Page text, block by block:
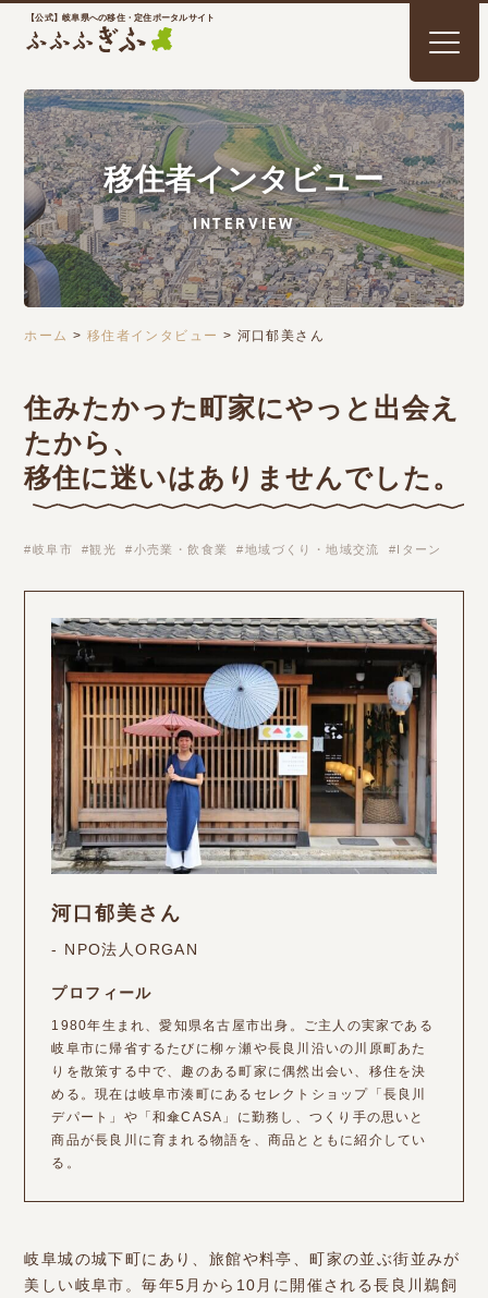
【公式】岐阜県への移住・定住ポータルサイト
移住者インタビュー
INTERVIEW
ホーム > 移住者インタビュー > 河口郁美さん
住みたかった町家にやっと出会え
たから、
移住に迷いはありませんでした。
岐阜市 観光 小売業・飲食業 地域づくり・地域交流 Iターン
河口郁美さん
- NPO法人ORGAN
プロフィール
1980年生まれ、愛知県名古屋市出身。ご主人の実家である
岐阜市に帰省するたびに柳ヶ瀬や長良川沿いの川原町あた
りを散策する中で、趣のある町家に偶然出会い、移住を決
める。現在は岐阜市湊町にあるセレクトショップ「長良川
デパート」や「和傘CASA」に勤務し、 つくり手の思いと
商品が長良川に育まれる物語を、商品とともに紹介してい
る。
岐阜城の城下町にあり、旅館や料亭、町家の並ぶ街並みが
美しい岐阜市。毎年5月から10月に開催される長良川鵜飼